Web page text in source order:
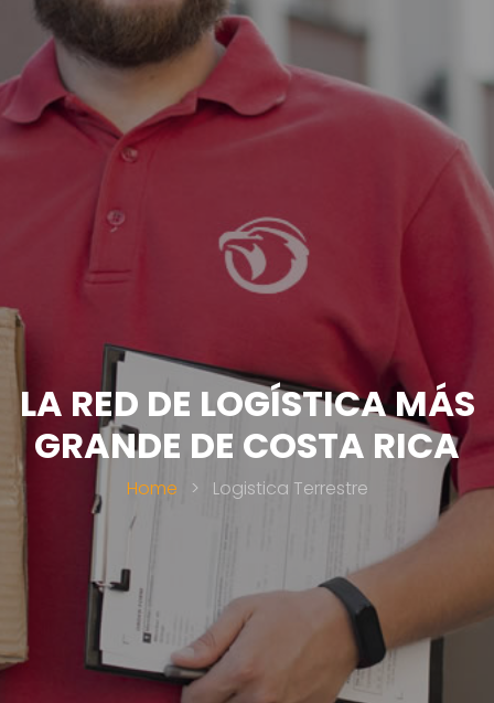
LA RED DE LOGÍSTICA MÁS
GRANDE DE COSTA RICA
Home > Logistica Terrestre